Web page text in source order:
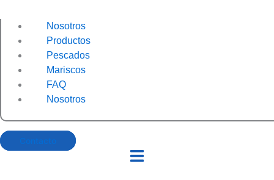
Nosotros
Productos
Pescados
Mariscos
FAQ
Nosotros
Contacto